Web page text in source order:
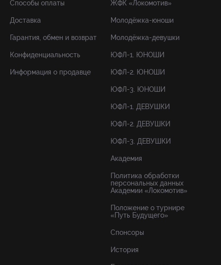
Способы оплаты
Доставка
Гарантия, обмен и возврат
Конфиденциальность
Информация о продавце
ЖФК «Локомотив»
Молодёжка-юноши
Молодёжка-девушки
ЮФЛ-1. ЮНОШИ
ЮФЛ-2. ЮНОШИ
ЮФЛ-3. ЮНОШИ
ЮФЛ-1. ДЕВУШКИ
ЮФЛ-2. ДЕВУШКИ
ЮФЛ-3. ДЕВУШКИ
Академия
Политика обработки
персональных данных
Академии «Локомотив»
Положение о турнире
«Путь Будущего»
Спонсоры
История